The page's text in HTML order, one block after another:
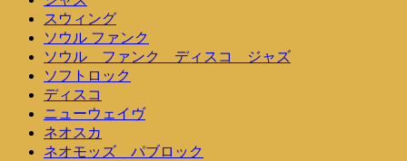
スウィング
ソウル ファンク
ソウル ファンク ディスコ ジャズ
ソフトロック
ディスコ
ニューウェイヴ
ネオスカ
ネオモッズ パブロック